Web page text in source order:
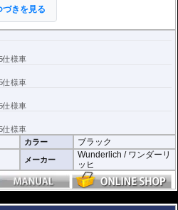
なります。タンクバッグやハンドルバーへ
づきを見る
仕様車
仕様車
仕様車
仕様車
カラー ブラック
メーカー
Wunderlich / ワンダーリ
ッヒ